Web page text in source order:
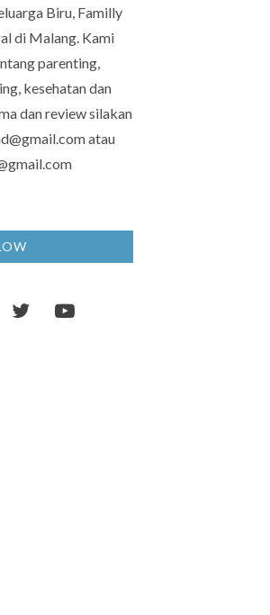
Biru, Familly
di Malang. Kami
parenting,
kesehatan dan
dan review silakan
atau